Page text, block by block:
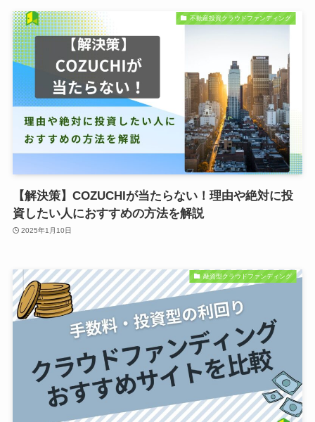
不動産投資クラウドファンディング
【解決策】COZUCHIが当たらない！理由や絶対に投
資したい人におすすめの方法を解説
2025年1月10日
融資型クラウドファンディング